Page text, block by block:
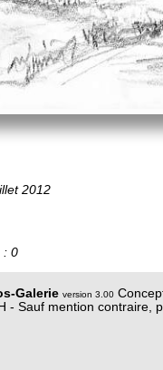
2012
: 0
Galerie version 3.00
- Sauf mention contraire,